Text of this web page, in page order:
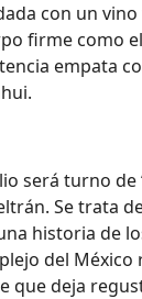
con un
firme como el
empata
será turno de
Se trata
historia de
del México
que deja